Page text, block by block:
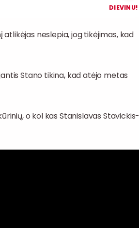
DIEVINU!
neslepia, jog tikėjimas, kad
Stano tikina, kad atėjo metas
o kol kas Stanislavas Stavickis-